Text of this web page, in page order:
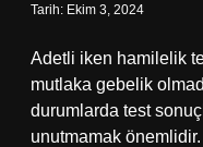
Tarih: Ekim 3, 2024
Adetli iken hamilelik
mutlaka gebelik
durumlarda test
unutmamak